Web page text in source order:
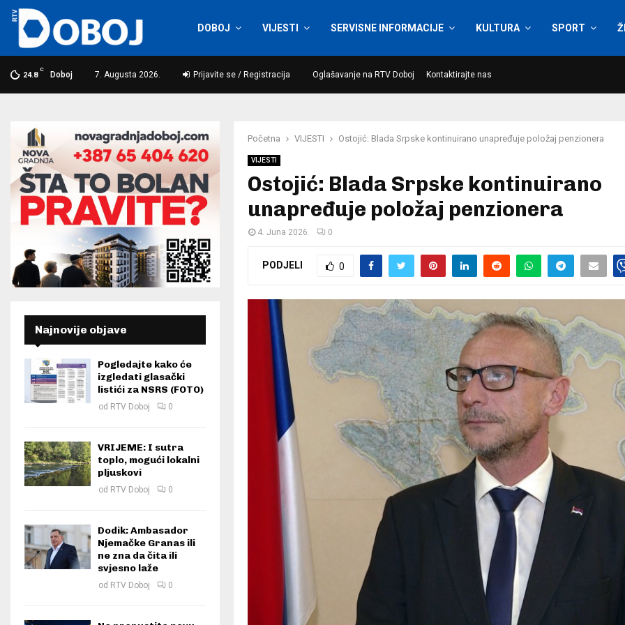
DOBOJ VIJESTI SERVISNE INFORMACIJE KULTURA SPORT
24.8
C
Doboj 7. Augusta 2026. Prijavite se / Registracija Oglašavanje na RTV Doboj Kontaktirajte nas
Početna VIJESTI Ostojić: Blada Srpske kontinuirano unapređuje položaj penzionera
VIJESTI
Ostojić: Blada Srpske kontinuirano
unapređuje položaj penzionera
4. Juna 2026. 0
PODJELI 0
Najnovije objave
Pogledajte kako će
izgledati glasački
listići za NSRS (FOTO)
od RTV Doboj 0
VRIJEME: I sutra
toplo, mogući lokalni
pljuskovi
od RTV Doboj 0
Dodik: Ambasador
Njemačke Granas ili
ne zna da čita ili
svjesno laže
od RTV Doboj 0